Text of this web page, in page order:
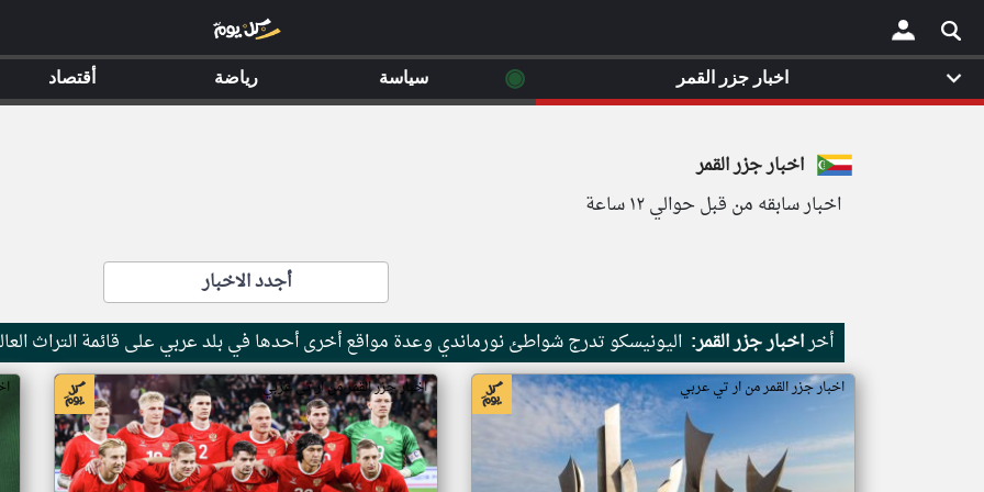
×
اخبار جزر القمر
اخبار سابقه من قبل حوالي ١٢ ساعة
أجدد الاخبار
أخراخبار جزر القمر: اليونيسكو تدرج شواطئ نورماندي وعدة مواقع أخرى أحدها في بلد عربي على قائمة التراث
اخبار جزر القمر من ار تي عربي اخبار جزر القمر من ار تي عربي
اخبار جزر القمر ◉ سياسة رياضة أقتصاد